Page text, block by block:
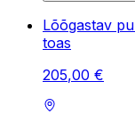
Lõõgastav
toas
205,00 €